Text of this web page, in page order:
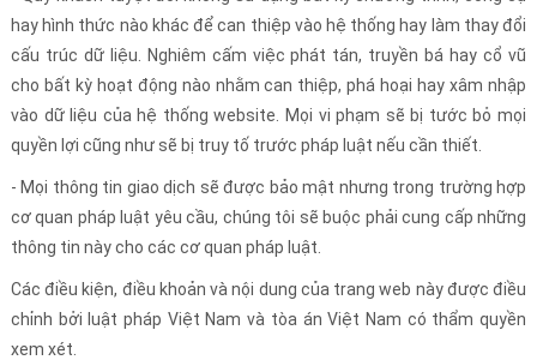
hay hình thức nào khác để can thiệp vào hệ thống hay làm thay đổi
cấu trúc dữ liệu. Nghiêm cấm việc phát tán, truyền bá hay cổ vũ
cho bất kỳ hoạt động nào nhằm can thiệp, phá hoại hay xâm nhập
vào dữ liệu của hệ thống website. Mọi vi phạm sẽ bị tước bỏ mọi
quyền lợi cũng như sẽ bị truy tố trước pháp luật nếu cần thiết.
- Mọi thông tin giao dịch sẽ được bảo mật nhưng trong trường hợp
cơ quan pháp luật yêu cầu, chúng tôi sẽ buộc phải cung cấp những
thông tin này cho các cơ quan pháp luật.
Các điều kiện, điều khoản và nội dung của trang web này được điều
chỉnh bởi luật pháp Việt Nam và tòa án Việt Nam có thẩm quyền
xem xét.